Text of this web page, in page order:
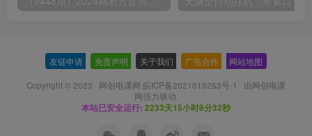
友链申请 免责声明 关于我们 广告合作 网站地图
Copyright © 2023 · 网创电课网 皖ICP备2021015253号-1 · 由网创电课
网强力驱动.
本站已安全运行: 2233天15小时8分32秒